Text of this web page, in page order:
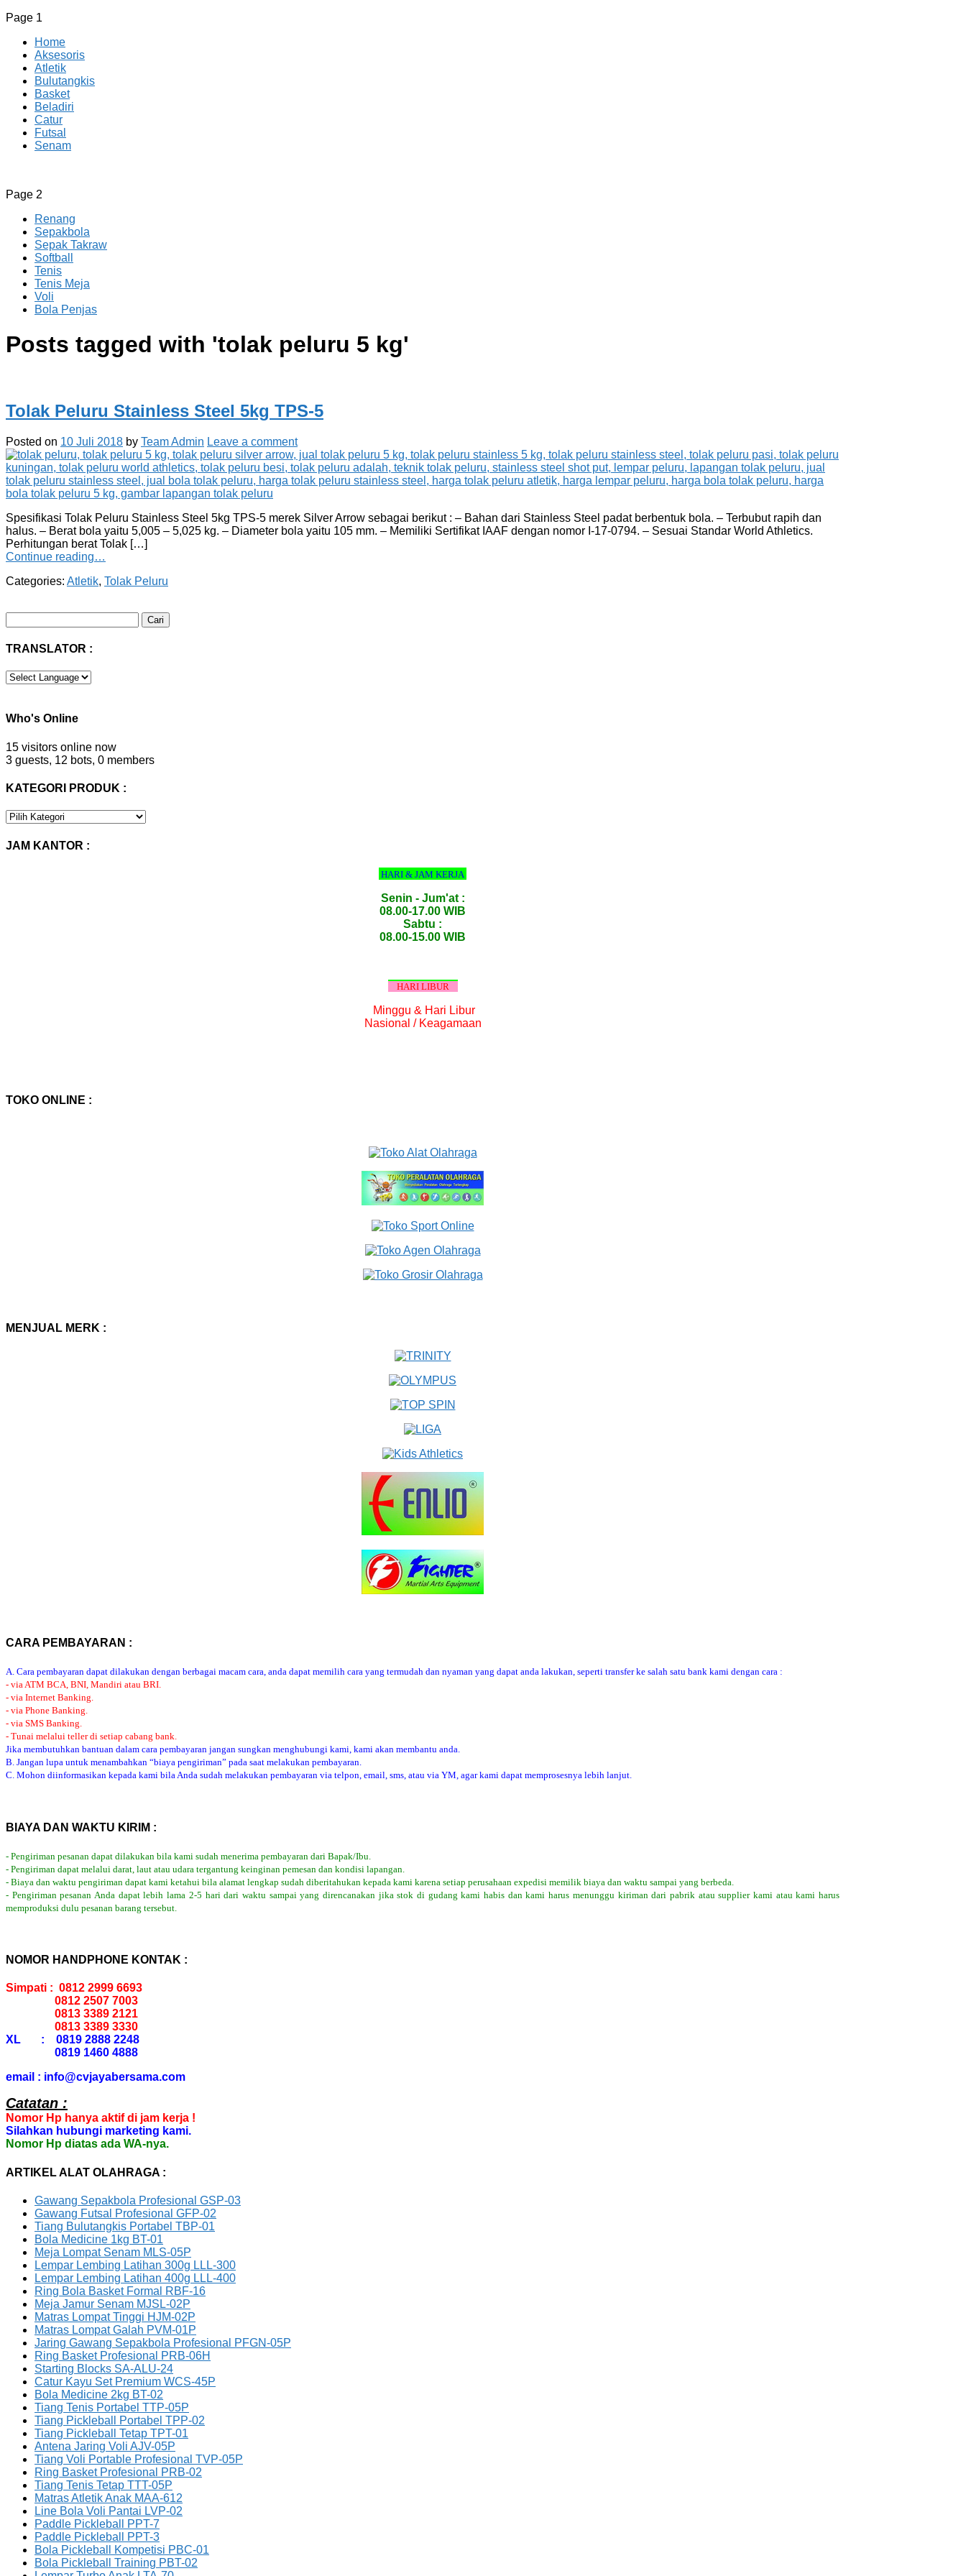
Page 1
Home
Aksesoris
Atletik
Bulutangkis
Basket
Beladiri
Catur
Futsal
Senam
CV JAYA BERSAMA Co Id
Menyediakan Semua Perlengkapan Olahraga Yang Lengkap, Berkualitas Dengan Harga Yang Murah
Page 2
Renang
Sepakbola
Sepak Takraw
Softball
Tenis
Tenis Meja
Voli
Bola Penjas
Posts tagged with 'tolak peluru 5 kg'
Tolak Peluru Stainless Steel 5kg TPS-5
Posted on 10 Juli 2018 by Team Admin Leave a comment
Spesifikasi Tolak Peluru Stainless Steel 5kg TPS-5 merek Silver Arrow sebagai berikut : – Bahan dari Stainless Steel padat berbentuk bola. – Terbubut rapih dan
halus. – Berat bola yaitu 5,005 – 5,025 kg. – Diameter bola yaitu 105 mm. – Memiliki Sertifikat IAAF dengan nomor I-17-0794. – Sesuai Standar World Athletics.
Perhitungan berat Tolak […]
Continue reading…
Categories: Atletik, Tolak Peluru
untuk:
TRANSLATOR :
Who's Online
15 visitors online now
3 guests, 12 bots, 0 members
KATEGORI PRODUK :
KATEGORI
JAM KANTOR :
HARI & JAM KERJA
Senin - Jum'at :
08.00-17.00 WIB
Sabtu :
08.00-15.00 WIB
HARI LIBUR
Minggu & Hari Libur
Nasional / Keagamaan
TOKO ONLINE :
MENJUAL MERK :
CARA PEMBAYARAN :
A. Cara pembayaran dapat dilakukan dengan berbagai macam cara, anda dapat memilih cara yang termudah dan nyaman yang dapat anda lakukan, seperti transfer ke salah satu bank kami dengan cara :
- via ATM BCA, BNI, Mandiri atau BRI.
- via Internet Banking.
- via Phone Banking.
- via SMS Banking.
- Tunai melalui teller di setiap cabang bank.
Jika membutuhkan bantuan dalam cara pembayaran jangan sungkan menghubungi kami, kami akan membantu anda.
B. Jangan lupa untuk menambahkan “biaya pengiriman” pada saat melakukan pembayaran.
C. Mohon diinformasikan kepada kami bila Anda sudah melakukan pembayaran via telpon, email, sms, atau via YM, agar kami dapat memprosesnya lebih lanjut.
BIAYA DAN WAKTU KIRIM :
- Pengiriman pesanan dapat dilakukan bila kami sudah menerima pembayaran dari Bapak/Ibu.
- Pengiriman dapat melalui darat, laut atau udara tergantung keinginan pemesan dan kondisi lapangan.
- Biaya dan waktu pengiriman dapat kami ketahui bila alamat lengkap sudah diberitahukan kepada kami karena setiap perusahaan expedisi memilik biaya dan waktu sampai yang berbeda.
- Pengiriman pesanan Anda dapat lebih lama 2-5 hari dari waktu sampai yang direncanakan jika stok di gudang kami habis dan kami harus menunggu kiriman dari pabrik atau supplier kami atau kami harus
memproduksi dulu pesanan barang tersebut.
NOMOR HANDPHONE KONTAK :
Simpati : 0812 2999 6693
0812 2507 7003
0813 3389 2121
0813 3389 3330
XL : 0819 2888 2248
0819 1460 4888
email : info@cvjayabersama.com
Catatan :
Nomor Hp hanya aktif di jam kerja !
Silahkan hubungi marketing kami.
Nomor Hp diatas ada WA-nya.
ARTIKEL ALAT OLAHRAGA :
Gawang Sepakbola Profesional GSP-03
Gawang Futsal Profesional GFP-02
Tiang Bulutangkis Portabel TBP-01
Bola Medicine 1kg BT-01
Meja Lompat Senam MLS-05P
Lempar Lembing Latihan 300g LLL-300
Lempar Lembing Latihan 400g LLL-400
Ring Bola Basket Formal RBF-16
Meja Jamur Senam MJSL-02P
Matras Lompat Tinggi HJM-02P
Matras Lompat Galah PVM-01P
Jaring Gawang Sepakbola Profesional PFGN-05P
Ring Basket Profesional PRB-06H
Starting Blocks SA-ALU-24
Catur Kayu Set Premium WCS-45P
Bola Medicine 2kg BT-02
Tiang Tenis Portabel TTP-05P
Tiang Pickleball Portabel TPP-02
Tiang Pickleball Tetap TPT-01
Antena Jaring Voli AJV-05P
Tiang Voli Portable Profesional TVP-05P
Ring Basket Profesional PRB-02
Tiang Tenis Tetap TTT-05P
Matras Atletik Anak MAA-612
Line Bola Voli Pantai LVP-02
Paddle Pickleball PPT-7
Paddle Pickleball PPT-3
Bola Pickleball Kompetisi PBC-01
Bola Pickleball Training PBT-02